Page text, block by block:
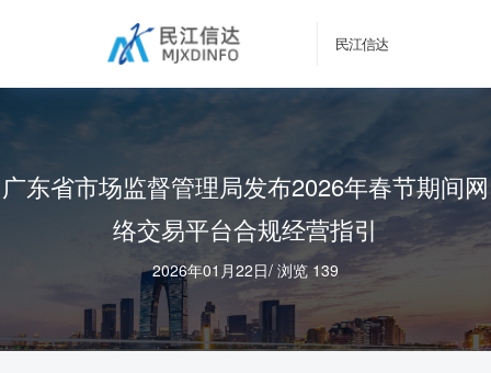
民江信达
广东省市场监督管理局发布2026年春节期间网
络交易平台合规经营指引
2026年01月22日/ 浏览 139